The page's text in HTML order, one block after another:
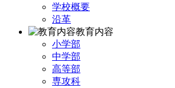
学校概要
沿革
教育内容
小学部
中学部
高等部
専攻科